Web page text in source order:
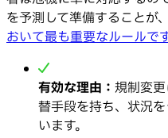
を予測して準備することが、
おいて最も重要なルールで
有効な理由： 規制変
替手段を持ち、状況
います。